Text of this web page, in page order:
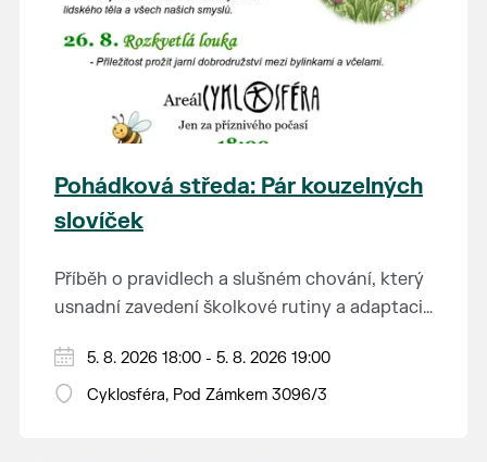
Pohádková středa: Pár kouzelných
slovíček
Příběh o pravidlech a slušném chování, který
usnadní zavedení školkové rutiny a adaptaci
Hraje se jen za příznivého počasí.
Vstupné dobrovolné.
5. 8. 2026 18:00 - 5. 8. 2026 19:00
Cyklosféra, Pod Zámkem 3096/3